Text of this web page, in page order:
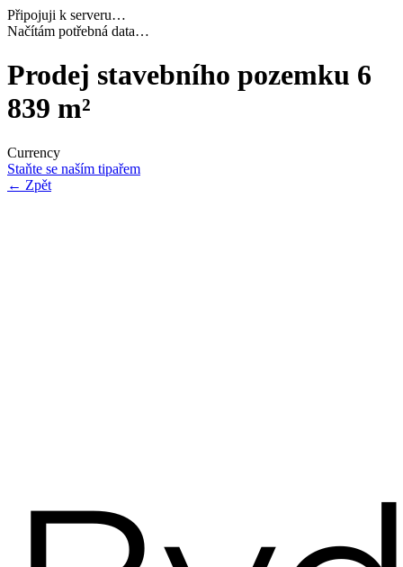
Připojuji k serveru…
Dokončuji inicializaci…
Prodej stavebního pozemku 6
839 m²
Currency
Staňte se naším tipařem
← Zpět